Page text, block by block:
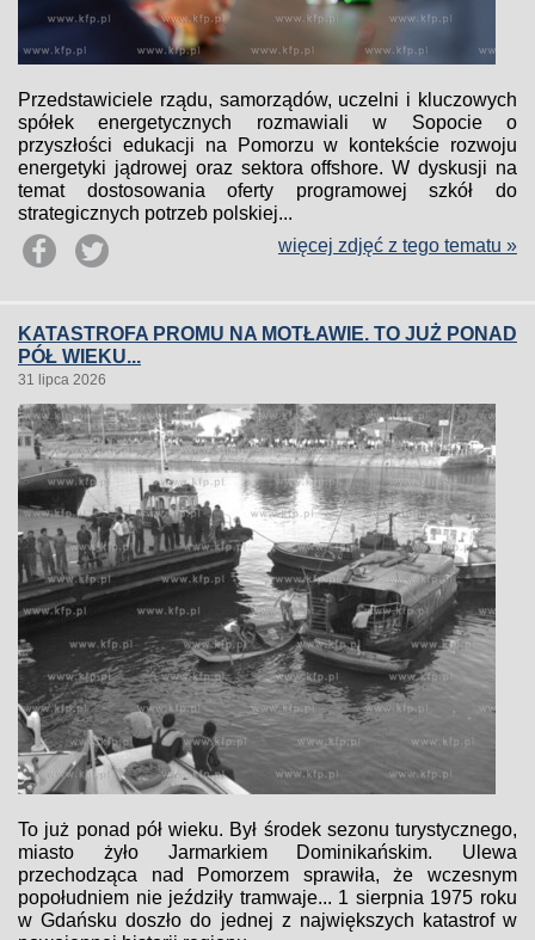
Przedstawiciele rządu, samorządów, uczelni i kluczowych
spółek energetycznych rozmawiali w Sopocie o
przyszłości edukacji na Pomorzu w kontekście rozwoju
energetyki jądrowej oraz sektora offshore. W dyskusji na
temat dostosowania oferty programowej szkół do
strategicznych potrzeb polskiej...
więcej zdjęć z tego tematu »
KATASTROFA PROMU NA MOTŁAWIE. TO JUŻ PONAD
PÓŁ WIEKU...
31 lipca 2026
To już ponad pół wieku. Był środek sezonu turystycznego,
miasto żyło Jarmarkiem Dominikańskim. Ulewa
przechodząca nad Pomorzem sprawiła, że wczesnym
popołudniem nie jeździły tramwaje... 1 sierpnia 1975 roku
w Gdańsku doszło do jednej z największych katastrof w